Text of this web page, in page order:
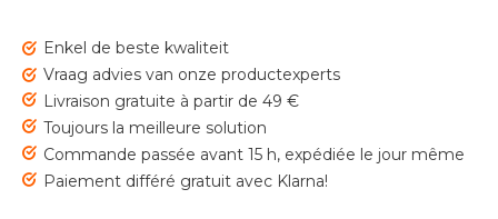
Enkel de beste kwaliteit
Vraag advies van onze productexperts
Livraison gratuite à partir de 49 €
Toujours la meilleure solution
Commande passée avant 15 h, expédiée le jour même
Paiement différé gratuit avec Klarna!